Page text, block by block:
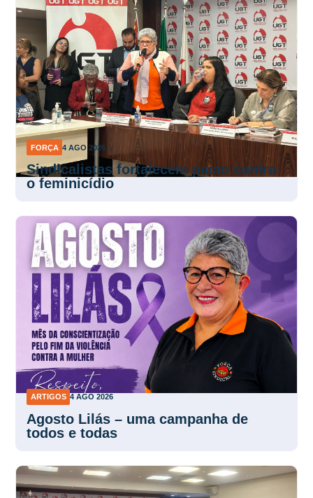
FORÇA 4 AGO 2026
Sindicalistas fortalecem pacto contra
o feminicídio
ARTIGOS 4 AGO 2026
Agosto Lilás – uma campanha de
todos e todas